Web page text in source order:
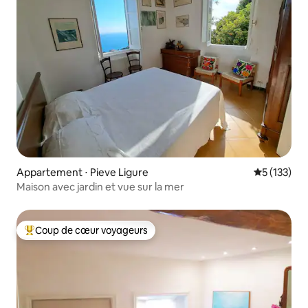
Appartement ⋅ Pieve Ligure Évaluation
5 (133)
Maison avec jardin et vue sur la mer
Coups de cœur voyageurs les plus appréciés
Coup de cœur voyageurs